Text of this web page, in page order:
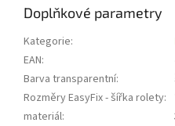
Doplňkové parametry
Kategorie:
EAN:
Barva transparentní:
Rozměry EasyFix - šířka rolety:
materiál: